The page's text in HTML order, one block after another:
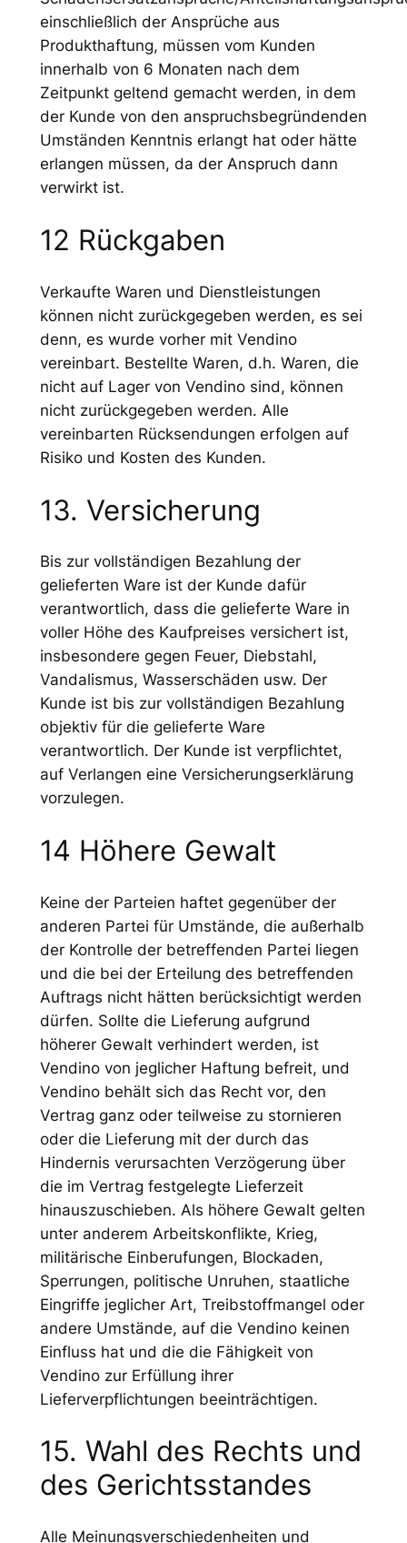
einschließlich der Ansprüche aus
Produkthaftung, müssen vom Kunden
innerhalb von 6 Monaten nach dem
Zeitpunkt geltend gemacht werden, in dem
der Kunde von den anspruchsbegründenden
Umständen Kenntnis erlangt hat oder hätte
erlangen müssen, da der Anspruch dann
verwirkt ist.
12 Rückgaben
Verkaufte Waren und Dienstleistungen
können nicht zurückgegeben werden, es sei
denn, es wurde vorher mit Vendino
vereinbart. Bestellte Waren, d.h. Waren, die
nicht auf Lager von Vendino sind, können
nicht zurückgegeben werden. Alle
vereinbarten Rücksendungen erfolgen auf
Risiko und Kosten des Kunden.
13. Versicherung
Bis zur vollständigen Bezahlung der
gelieferten Ware ist der Kunde dafür
verantwortlich, dass die gelieferte Ware in
voller Höhe des Kaufpreises versichert ist,
insbesondere gegen Feuer, Diebstahl,
Vandalismus, Wasserschäden usw. Der
Kunde ist bis zur vollständigen Bezahlung
objektiv für die gelieferte Ware
verantwortlich. Der Kunde ist verpflichtet,
auf Verlangen eine Versicherungserklärung
vorzulegen.
14 Höhere Gewalt
Keine der Parteien haftet gegenüber der
anderen Partei für Umstände, die außerhalb
der Kontrolle der betreffenden Partei liegen
und die bei der Erteilung des betreffenden
Auftrags nicht hätten berücksichtigt werden
dürfen. Sollte die Lieferung aufgrund
höherer Gewalt verhindert werden, ist
Vendino von jeglicher Haftung befreit, und
Vendino behält sich das Recht vor, den
Vertrag ganz oder teilweise zu stornieren
oder die Lieferung mit der durch das
Hindernis verursachten Verzögerung über
die im Vertrag festgelegte Lieferzeit
hinauszuschieben. Als höhere Gewalt gelten
unter anderem Arbeitskonflikte, Krieg,
militärische Einberufungen, Blockaden,
Sperrungen, politische Unruhen, staatliche
Eingriffe jeglicher Art, Treibstoffmangel oder
andere Umstände, auf die Vendino keinen
Einfluss hat und die die Fähigkeit von
Vendino zur Erfüllung ihrer
Lieferverpflichtungen beeinträchtigen.
15. Wahl des Rechts und
des Gerichtsstandes
Alle Meinungsverschiedenheiten und